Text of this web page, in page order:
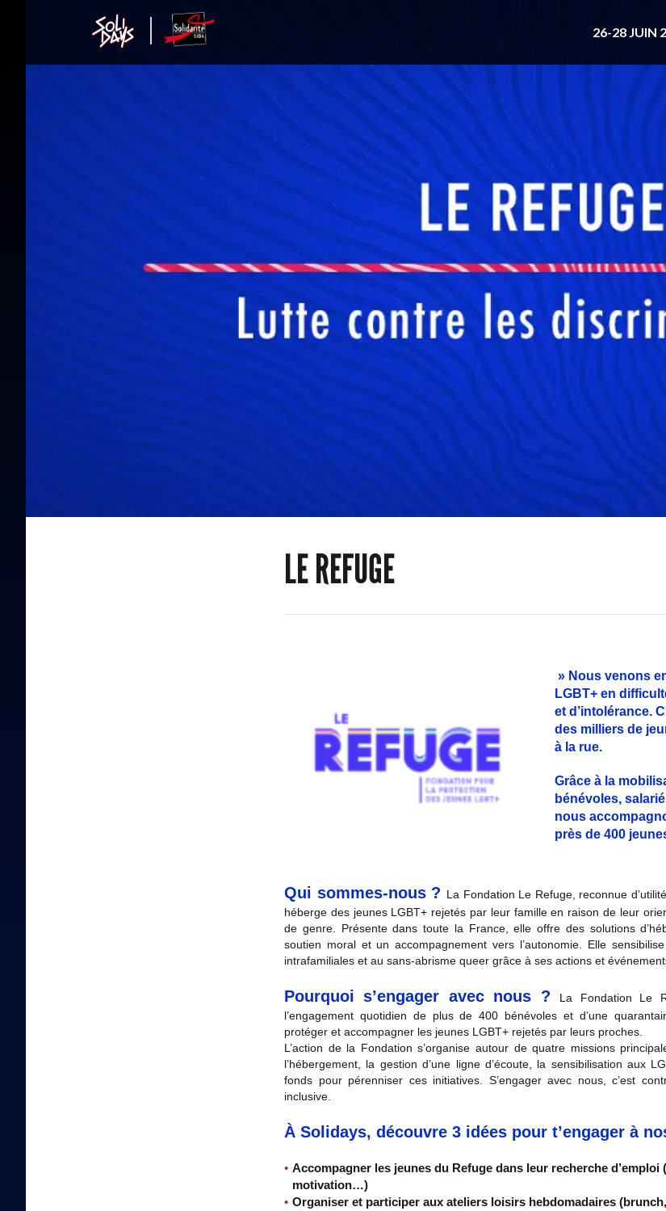
26-28 JUIN
LE REFUGE
» Nous venons
LGBT+ en
et d’intolérance.
des milliers de
à la rue.
Grâce à la
bénévoles,
nous
près de 400
Qui sommes-nous ? La Fondation Le Refuge, reconnue
héberge des jeunes LGBT+ rejetés par leur famille en raison de leur
de genre. Présente dans toute la France, elle offre des solutions
soutien moral et un accompagnement vers l’autonomie. Elle
intrafamiliales et au sans-abrisme queer grâce à ses actions et
Pourquoi s’engager avec nous ?
La Fondation Le
l’engagement quotidien de plus de 400 bénévoles et d’une
protéger et accompagner les jeunes LGBT+ rejetés par leurs proches.
L’action de la Fondation s’organise autour de quatre missions
l’hébergement, la gestion d’une ligne d’écoute, la sensibilisation aux
fonds pour pérenniser ces initiatives. S’engager avec nous, c’est
inclusive.
À Solidays, découvre 3 idées pour t’engager à
Accompagner les jeunes du Refuge dans leur recherche d’emploi
motivation…)
Organiser et participer aux ateliers loisirs hebdomadaires